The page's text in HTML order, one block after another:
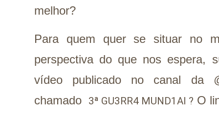
melhor?
Para quem quer se situar no
perspectiva do que nos espera,
vídeo publicado no canal da
chamado 3ª GU3RR4 MUND1AI ? O